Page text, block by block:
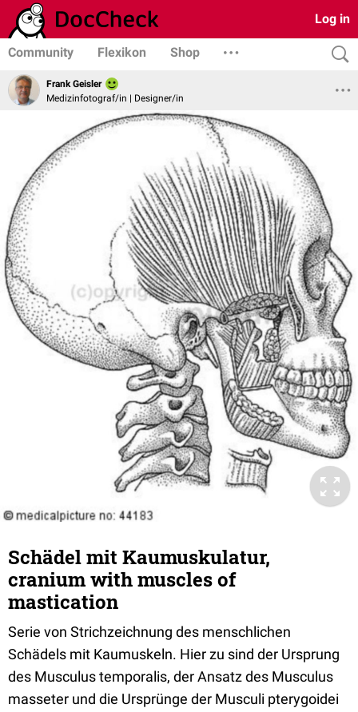
Log in
Community Flexikon Shop
Frank Geisler
Medizinfotograf/in | Designer/in
Schädel mit Kaumuskulatur,
cranium with muscles of
mastication
Serie von Strichzeichnung des menschlichen
Schädels mit Kaumuskeln. Hier zu sind der Ursprung
des Musculus temporalis, der Ansatz des Musculus
masseter und die Ursprünge der Musculi pterygoidei